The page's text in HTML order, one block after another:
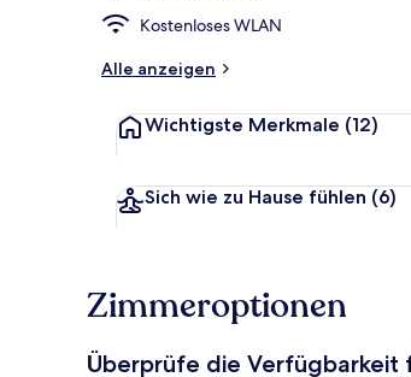
Kostenloses WLAN
Alle anzeigen
Wichtigste Merkmale (12)
Sich wie zu Hause fühlen (6)
Zimmeroptionen
Überprüfe die Verfügbarkeit